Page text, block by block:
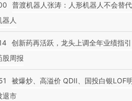
还是“人道危
裂西班牙
湖北宜昌局部短时降雨
普渡机器人张涛：人形机器人不会替
器人
创新药再活跃，龙头上调全年业绩指引
股周报
被爆炒、高溢价 QDII、国投白银LOF
退市